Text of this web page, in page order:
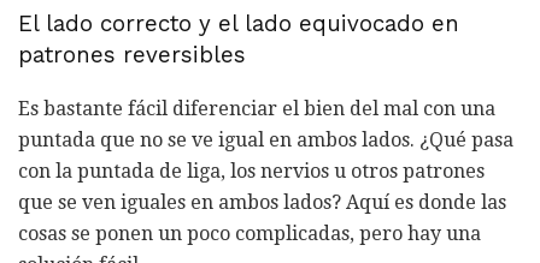
El lado correcto y el lado equivocado en
patrones reversibles
Es bastante fácil diferenciar el bien del mal con una
puntada que no se ve igual en ambos lados. ¿Qué pasa
con la puntada de liga, los nervios u otros patrones
que se ven iguales en ambos lados? Aquí es donde las
cosas se ponen un poco complicadas, pero hay una